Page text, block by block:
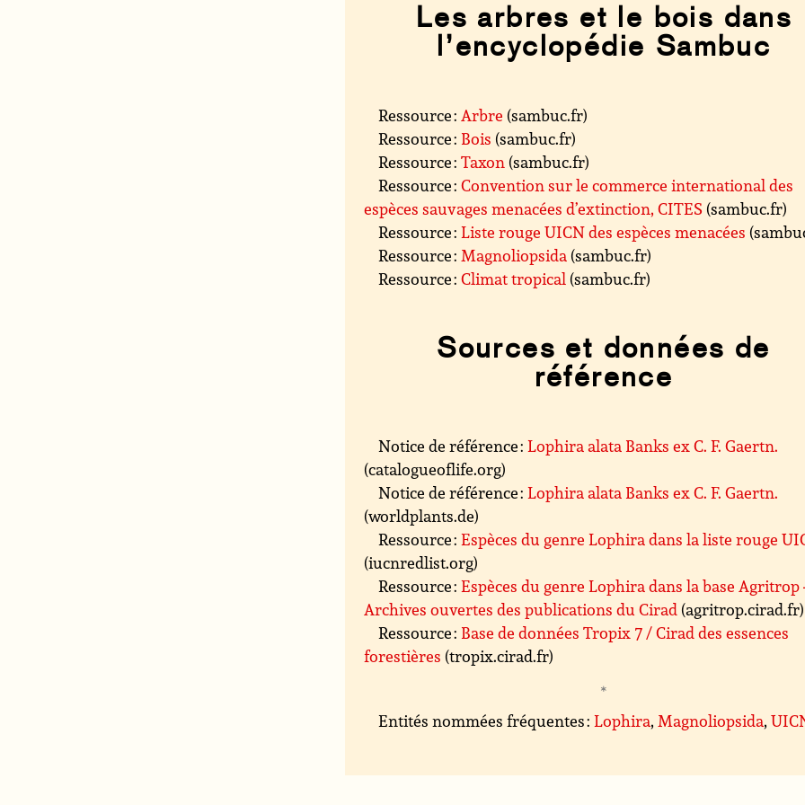
Les arbres et le bois dans
l’encyclopédie Sambuc
Ressource : Arbre (sambuc.fr)
Ressource : Bois (sambuc.fr)
Ressource :Taxon (sambuc.fr)
Ressource :Convention sur le commerce international des
espèces sauvages menacées d’extinction, CITES (sambuc.fr)
Ressource :Liste rouge UICN des espèces menacées
Ressource : Magnoliopsida (sambuc.fr)
Ressource :Climat tropical (sambuc.fr)
Sources et données de
référence
Notice de référence :Lophira alata Banks ex C. F. Gaertn.
(catalogueoflife.org)
Notice de référence :Lophira alata Banks ex C. F. Gaertn.
(worldplants.de)
Ressource :Espèces du genre Lophira dans la liste rouge
(iucnredlist.org)
Ressource :Espèces du genre Lophira dans la base Agritrop
Archives ouvertes des publications du Cirad (agritrop.cirad.fr)
Ressource : Base de données Tropix 7 / Cirad des essences
forestières (tropix.cirad.fr)
Entités nommées fréquentes :Lophira,Magnoliopsida,